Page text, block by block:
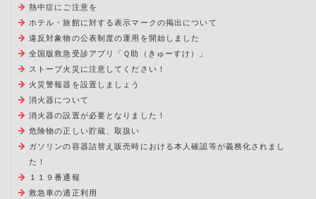
熱中症にご注意を
ホテル・旅館に対する表示マークの掲出について
違反対象物の公表制度の運用を開始しました
全国版救急受診アプリ「Ｑ助（きゅーすけ）」
ストーブ火災に注意してください！
火災警報器を設置しましょう
消火器について
消火器の設置が必要となりました！
危険物の正しい貯蔵、取扱い
ガソリンの容器詰替え販売時における本人確認等が義務化されまし
た！
１１９番通報
救急車の適正利用